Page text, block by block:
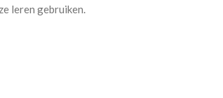
leren gebruiken.